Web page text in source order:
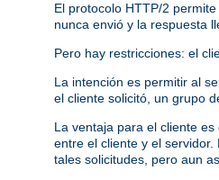
El protocolo HTTP/2
nunca envió y la respuesta
Pero hay restricciones: el
La intención es permitir al
el cliente solicitó, un grupo
La ventaja para el cliente
entre el cliente y el
tales solicitudes, pero aun